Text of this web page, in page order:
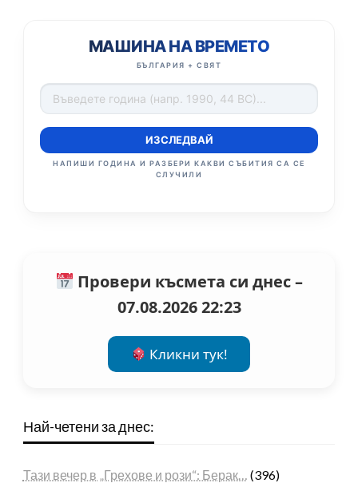
МАШИНА НА ВРЕМЕТО
БЪЛГАРИЯ + СВЯТ
ИЗСЛЕДВАЙ
НАПИШИ ГОДИНА И РАЗБЕРИ КАКВИ СЪБИТИЯ СА СЕ
СЛУЧИЛИ
Провери късмета си днес –
07.08.2026 22:23
Кликни тук!
Най-четени за днес:
Тази вечер в „Грехове и рози“: Берак… (396)